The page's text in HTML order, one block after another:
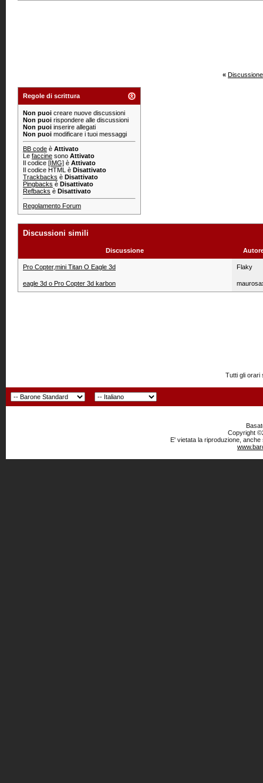
«
Regole di scrittura
Non puoi creare nuove discussioni
Non puoi rispondere alle discussioni
Non puoi inserire allegati
Non puoi modificare i tuoi messaggi
BB code è Attivato
Le faccine sono Attivato
Il codice [IMG] è Attivato
Il codice HTML è Disattivato
Trackbacks è Disattivato
Pingbacks è Disattivato
Refbacks è Disattivato
Regolamento Forum
Discussioni simili
Discussione
Pro Copter,mini Titan O Eagle 3d Flaky
eagle 3d o Pro Copter 3d karbon
Tutti gli orari
Copyright
E' vietata la riproduzione,